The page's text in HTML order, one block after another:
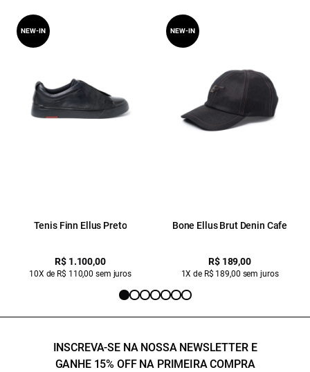
Tenis Finn Ellus Preto
R$ 1.100,00
10X de R$ 110,00 sem juros
NEW-IN
Bone Ellus Brut Denin Cafe
R$ 189,00
1X de R$ 189,00 sem juros
NEW-IN
INSCREVA-SE NA NOSSA NEWSLETTER E
GANHE 15% OFF NA PRIMEIRA COMPRA